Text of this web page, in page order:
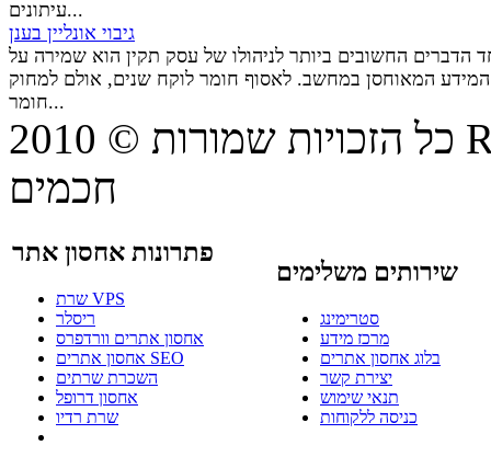
עיתונים...
גיבוי אונליין בענן
הדברים החשובים ביותר לניהולו של עסק תקין הוא שמירה על
המידע המאוחסן במחשב. לאסוף חומר לוקח שנים, אולם למחוק
חומר...
כל הזכויות שמורות ©
חכמים
פתרונות אחסון אתר
שרת VPS
ריסלר
אחסון אתרים וורדפרס
אחסון אתרים SEO
השכרת שרתים
אחסון דרופל
שרת רדיו
שירותים משלימים
סטרימינג
מרכז מידע
בלוג אחסון אתרים
יצירת קשר
תנאי שימוש
כניסה ללקוחות